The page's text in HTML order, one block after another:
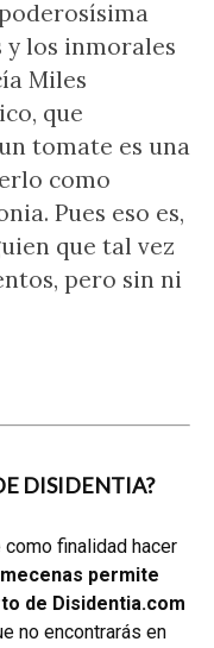
y los inmorales
Miles
que
tomate es una
como
Pues eso es,
que tal vez
pero sin ni
DISIDENTIA?
finalidad hacer
permite
de Disidentia.com
no encontrarás en